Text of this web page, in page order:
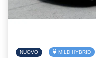
NUOVO MILD HYBRID